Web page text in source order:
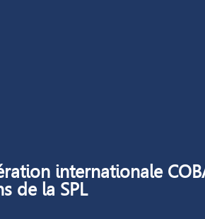
internationale
de la SPL